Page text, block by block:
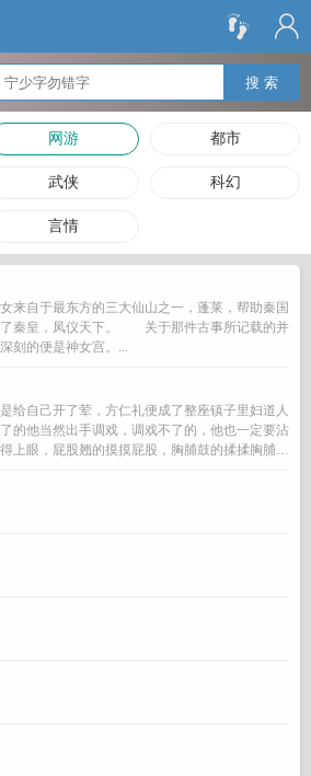
搜 索
网游 都市
武侠 科幻
言情
来自于最东方的三大仙山之一，蓬莱，帮助秦国
了秦皇，凤仪天下。 关于那件古事所记载的并
的便是神女宫。...
给自己开了荤，方仁礼便成了整座镇子里妇道人
的他当然出手调戏，调戏不了的，他也一定要沾
上眼，屁股翘的摸摸屁股，胸脯鼓的揉揉胸脯，